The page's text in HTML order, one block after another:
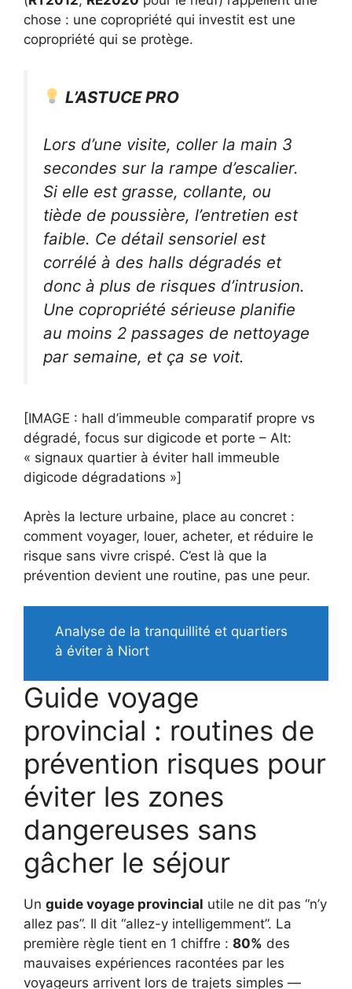
chose : une copropriété qui investit est une
copropriété qui se protège.
L’ASTUCE PRO
Lors d’une visite, coller la main 3
secondes sur la rampe d’escalier.
Si elle est grasse, collante, ou
tiède de poussière, l’entretien est
faible. Ce détail sensoriel est
corrélé à des halls dégradés et
donc à plus de risques d’intrusion.
Une copropriété sérieuse planifie
au moins 2 passages de nettoyage
par semaine, et ça se voit.
[IMAGE : hall d’immeuble comparatif propre vs
dégradé, focus sur digicode et porte – Alt:
« signaux quartier à éviter hall immeuble
digicode dégradations »]
Après la lecture urbaine, place au concret :
comment voyager, louer, acheter, et réduire le
risque sans vivre crispé. C’est là que la
prévention devient une routine, pas une peur.
Analyse de la tranquillité et quartiers
à éviter à Niort
Guide voyage
provincial : routines de
prévention risques pour
éviter les zones
dangereuses sans
gâcher le séjour
Un guide voyage provincial utile ne dit pas “n’y
allez pas”. Il dit “allez-y intelligemment”. La
première règle tient en 1 chiffre : 80% des
mauvaises expériences racontées par les
voyageurs arrivent lors de trajets simples —